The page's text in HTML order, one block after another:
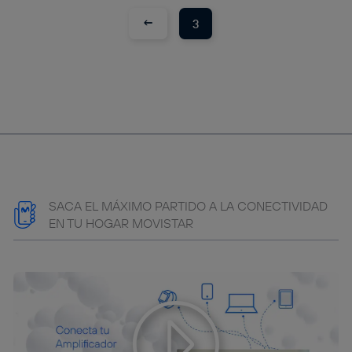
← 3
SACA EL MÁXIMO PARTIDO A LA CONECTIVIDAD
EN TU HOGAR MOVISTAR
que hayan dado su consentimiento.
datos móviles
, el marketing será más